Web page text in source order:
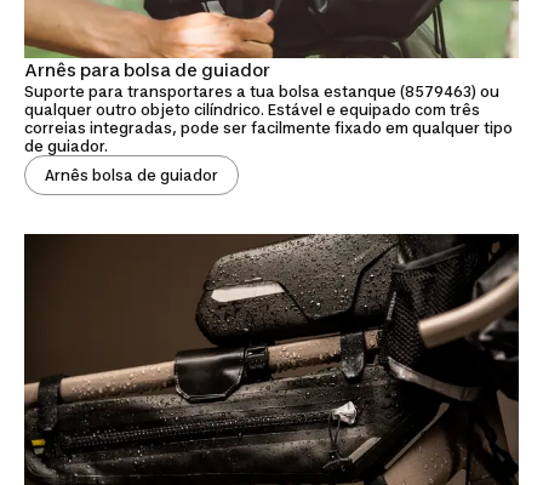
Arnês para bolsa de guiador
Suporte para transportares a tua bolsa estanque (8579463) ou
qualquer outro objeto cilíndrico. Estável e equipado com três
correias integradas, pode ser facilmente fixado em qualquer tipo
de guiador.
Arnês bolsa de guiador